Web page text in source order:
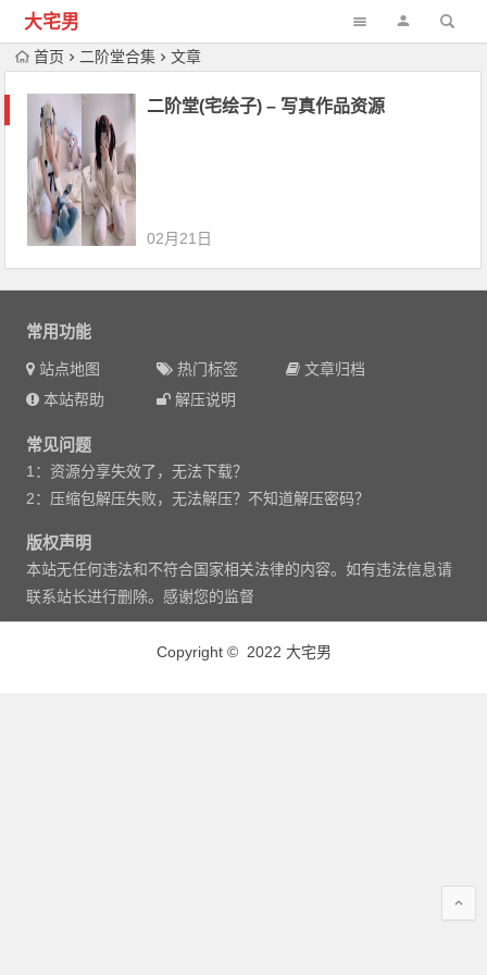
大宅男
首页 二阶堂合集 文章
二阶堂(宅绘子) – 写真作品资源
02月21日
常用功能
站点地图 热门标签
文章归档
本站帮助
解压说明
常见问题
1：资源分享失效了，无法下载？
2：压缩包解压失败，无法解压？不知道解压密码？
版权声明
本站无任何违法和不符合国家相关法律的内容。如有违法信息请
联系站长进行删除。感谢您的监督
Copyright © 2022 大宅男